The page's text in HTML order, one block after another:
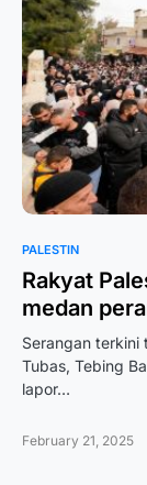
PALESTIN
Rakyat
medan
Serangan terkini
Tubas, Tebing
lapor…
February 21, 2025